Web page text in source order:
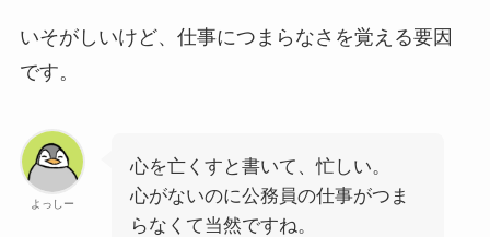
いそがしいけど、仕事につまらなさを覚える要因
です。
よっしー
心を亡くすと書いて、忙しい。
心がないのに公務員の仕事がつま
らなくて当然ですね。